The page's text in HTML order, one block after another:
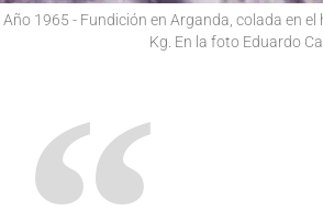
Año 1965 - Fundición en Arganda, colada en
Kg. En la foto Eduardo